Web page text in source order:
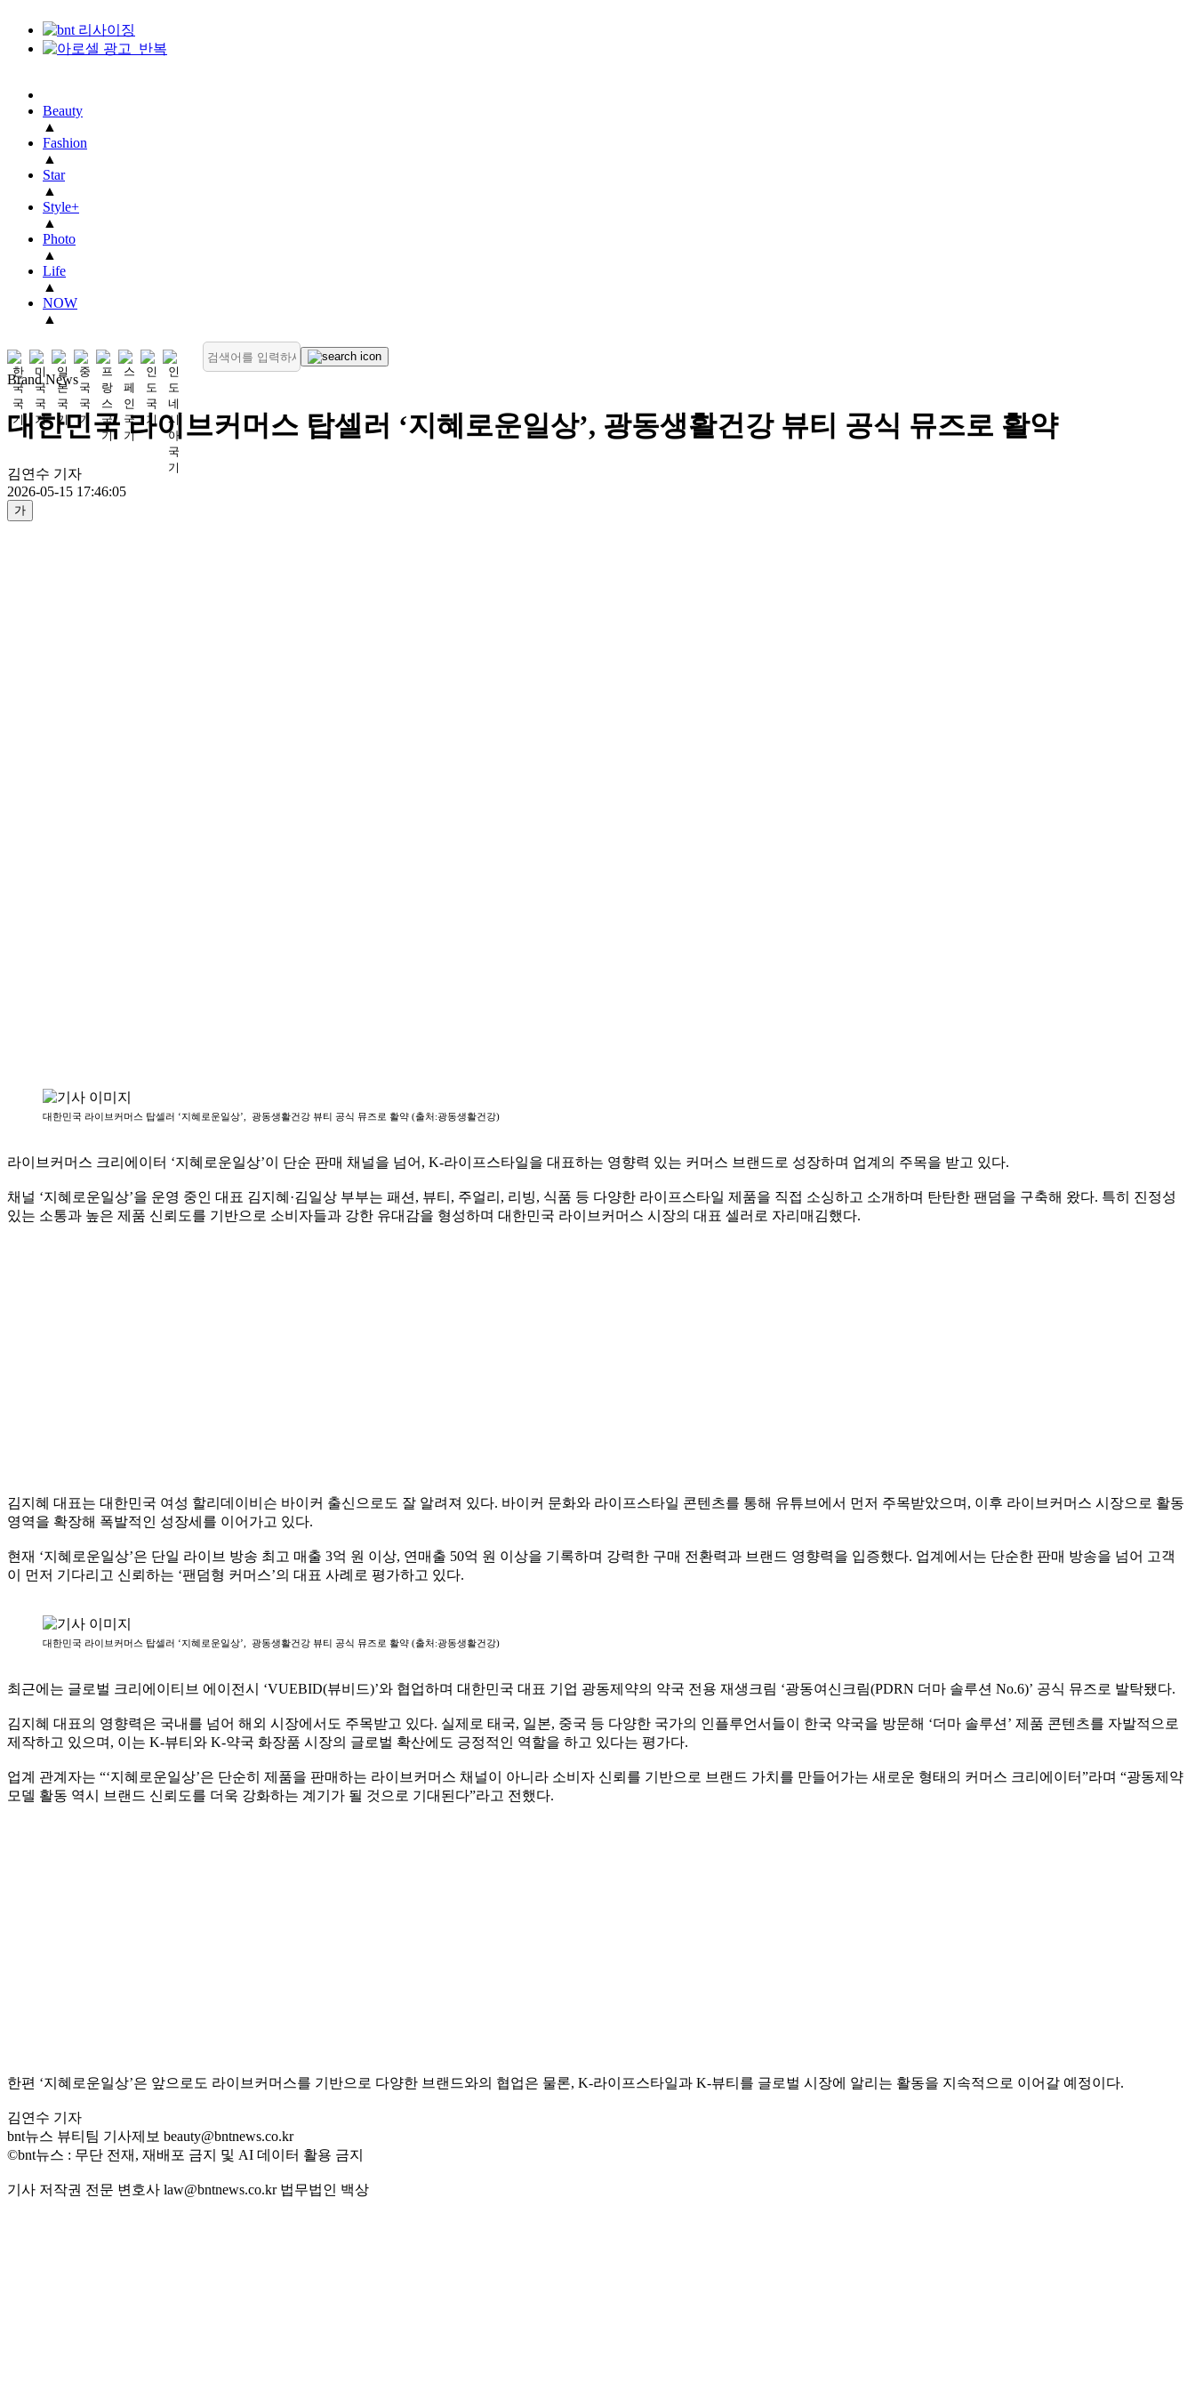
Beauty
▲
Fashion
▲
Star
▲
Style+
▲
Photo
▲
Life
▲
NOW
▲
Brand News
대한민국 라이브커머스 탑셀러 ‘지혜로운일상’, 광동생활건강 뷰티 공식 뮤즈로 활약
김연수 기자
2026-05-15 17:46:05
가
대한민국 라이브커머스 탑셀러 ‘지혜로운일상’, 광동생활건강 뷰티 공식 뮤즈로 활약 (출처:광동생활건강)
라이브커머스 크리에이터 ‘지혜로운일상’이 단순 판매 채널을 넘어, K-라이프스타일을 대표하는 영향력 있는 커머스 브랜드로 성장하며 업계의 주목을 받고 있다.
채널 ‘지혜로운일상’을 운영 중인 대표 김지혜·김일상 부부는 패션, 뷰티, 주얼리, 리빙, 식품 등 다양한 라이프스타일 제품을 직접 소싱하고 소개하며 탄탄한 팬덤을 구축해 왔다. 특히 진정성
있는 소통과 높은 제품 신뢰도를 기반으로 소비자들과 강한 유대감을 형성하며 대한민국 라이브커머스 시장의 대표 셀러로 자리매김했다.
김지혜 대표는 대한민국 여성 할리데이비슨 바이커 출신으로도 잘 알려져 있다. 바이커 문화와 라이프스타일 콘텐츠를 통해 유튜브에서 먼저 주목받았으며, 이후 라이브커머스 시장으로 활동
영역을 확장해 폭발적인 성장세를 이어가고 있다.
현재 ‘지혜로운일상’은 단일 라이브 방송 최고 매출 3억 원 이상, 연매출 50억 원 이상을 기록하며 강력한 구매 전환력과 브랜드 영향력을 입증했다. 업계에서는 단순한 판매 방송을 넘어 고객
이 먼저 기다리고 신뢰하는 ‘팬덤형 커머스’의 대표 사례로 평가하고 있다.
대한민국 라이브커머스 탑셀러 ‘지혜로운일상’, 광동생활건강 뷰티 공식 뮤즈로 활약 (출처:광동생활건강)
최근에는 글로벌 크리에이티브 에이전시 ‘VUEBID(뷰비드)’와 협업하며 대한민국 대표 기업 광동제약의 약국 전용 재생크림 ‘광동여신크림(PDRN 더마 솔루션 No.6)’ 공식 뮤즈로 발탁됐다.
김지혜 대표의 영향력은 국내를 넘어 해외 시장에서도 주목받고 있다. 실제로 태국, 일본, 중국 등 다양한 국가의 인플루언서들이 한국 약국을 방문해 ‘더마 솔루션’ 제품 콘텐츠를 자발적으로
제작하고 있으며, 이는 K-뷰티와 K-약국 화장품 시장의 글로벌 확산에도 긍정적인 역할을 하고 있다는 평가다.
업계 관계자는 “‘지혜로운일상’은 단순히 제품을 판매하는 라이브커머스 채널이 아니라 소비자 신뢰를 기반으로 브랜드 가치를 만들어가는 새로운 형태의 커머스 크리에이터”라며 “광동제약
모델 활동 역시 브랜드 신뢰도를 더욱 강화하는 계기가 될 것으로 기대된다”라고 전했다.
한편 ‘지혜로운일상’은 앞으로도 라이브커머스를 기반으로 다양한 브랜드와의 협업은 물론, K-라이프스타일과 K-뷰티를 글로벌 시장에 알리는 활동을 지속적으로 이어갈 예정이다.
김연수 기자
bnt뉴스 뷰티팀 기사제보 beauty@bntnews.co.kr
©bnt뉴스 : 무단 전재, 재배포 금지 및 AI 데이터 활용 금지
기사 저작권 전문 변호사 law@bntnews.co.kr 법무법인 백상